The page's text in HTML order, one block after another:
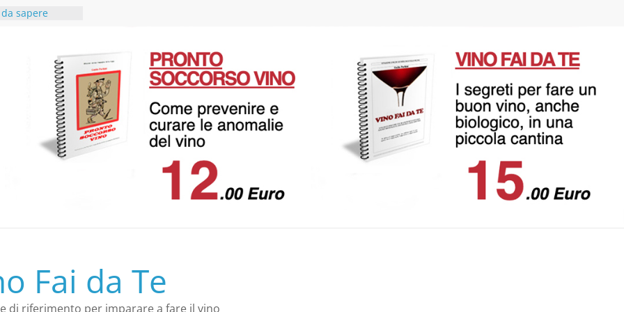
da sapere
cibo vino in
rosso
in
a Vino fai da
Fai da Te
di riferimento per imparare a fare il vino